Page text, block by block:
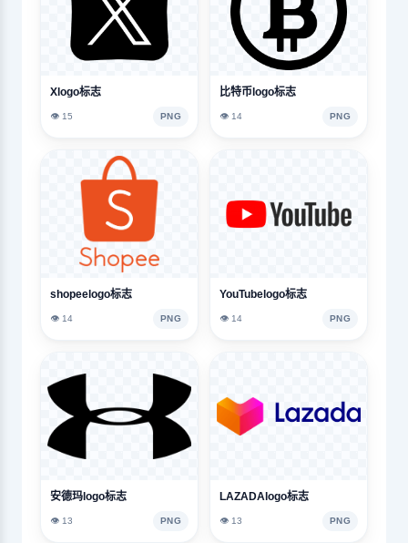
Xlogo标志
👁️ 15 PNG
比特币logo标志
👁️ 14 PNG
shopeelogo标志
👁️ 14 PNG
YouTubelogo标志
👁️ 14 PNG
安德玛logo标志
👁️ 13 PNG
LAZADAlogo标志
👁️ 13 PNG